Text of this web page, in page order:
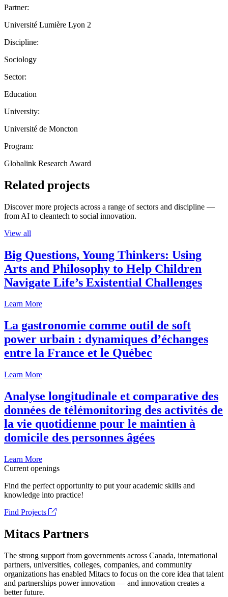
Partner:
Université Lumière Lyon 2
Discipline:
Sociology
Sector:
Education
University:
Université de Moncton
Program:
Globalink Research Award
Related projects
Discover more projects across a range of sectors and discipline —
from AI to cleantech to social innovation.
View all
Big Questions, Young Thinkers: Using
Arts and Philosophy to Help Children
Navigate Life’s Existential Challenges
Learn More
La gastronomie comme outil de soft
power urbain : dynamiques d’échanges
entre la France et le Québec
Learn More
Analyse longitudinale et comparative des
données de télémonitoring des activités de
la vie quotidienne pour le maintien à
domicile des personnes âgées
Learn More
Current openings
Find the perfect opportunity to put your academic skills and
knowledge into practice!
Find Projects
Mitacs Partners
The strong support from governments across Canada, international
partners, universities, colleges, companies, and community
organizations has enabled Mitacs to focus on the core idea that talent
and partnerships power innovation — and innovation creates a
better future.